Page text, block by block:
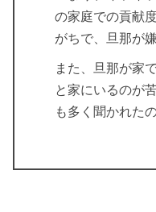
の家庭での貢献
がちで、旦那が
また、旦那が家
と家にいるのが
も多く聞かれた